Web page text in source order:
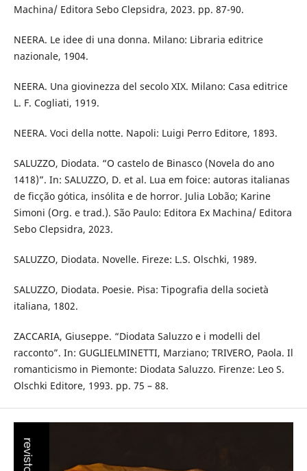
Machina/ Editora Sebo Clepsidra, 2023. pp. 87-90.
NEERA. Le idee di una donna. Milano: Libraria editrice
nazionale, 1904.
NEERA. Una giovinezza del secolo XIX. Milano: Casa editrice
L. F. Cogliati, 1919.
NEERA. Voci della notte. Napoli: Luigi Perro Editore, 1893.
SALUZZO, Diodata. “O castelo de Binasco (Novela do ano
1418)”. In: SALUZZO, D. et al. Lua em foice: autoras italianas
de ficção gótica, insólita e de horror. Julia Lobão; Karine
Simoni (Org. e trad.). São Paulo: Editora Ex Machina/ Editora
Sebo Clepsidra, 2023.
SALUZZO, Diodata. Novelle. Fireze: L.S. Olschki, 1989.
SALUZZO, Diodata. Poesie. Pisa: Tipografia della società
italiana, 1802.
ZACCARIA, Giuseppe. “Diodata Saluzzo e i modelli del
racconto”. In: GUGLIELMINETTI, Marziano; TRIVERO, Paola. Il
romanticismo in Piemonte: Diodata Saluzzo. Firenze: Leo S.
Olschki Editore, 1993. pp. 75 – 88.